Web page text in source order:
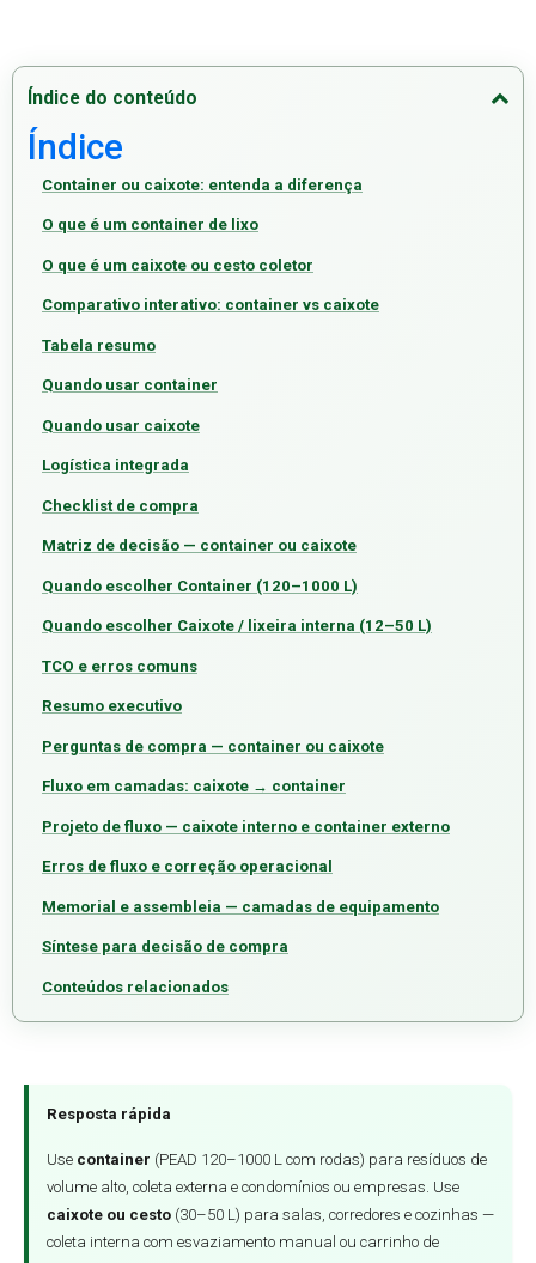
Índice do conteúdo
Índice
Container ou caixote: entenda a diferença
O que é um container de lixo
O que é um caixote ou cesto coletor
Comparativo interativo: container vs caixote
Tabela resumo
Quando usar container
Quando usar caixote
Logística integrada
Checklist de compra
Matriz de decisão — container ou caixote
Quando escolher Container (120–1000 L)
Quando escolher Caixote / lixeira interna (12–50 L)
TCO e erros comuns
Resumo executivo
Perguntas de compra — container ou caixote
Fluxo em camadas: caixote → container
Projeto de fluxo — caixote interno e container externo
Erros de fluxo e correção operacional
Memorial e assembleia — camadas de equipamento
Síntese para decisão de compra
Conteúdos relacionados
Resposta rápida
Use container (PEAD 120–1000 L com rodas) para resíduos de
volume alto, coleta externa e condomínios ou empresas. Use
caixote ou cesto (30–50 L) para salas, corredores e cozinhas —
coleta interna com esvaziamento manual ou carrinho de